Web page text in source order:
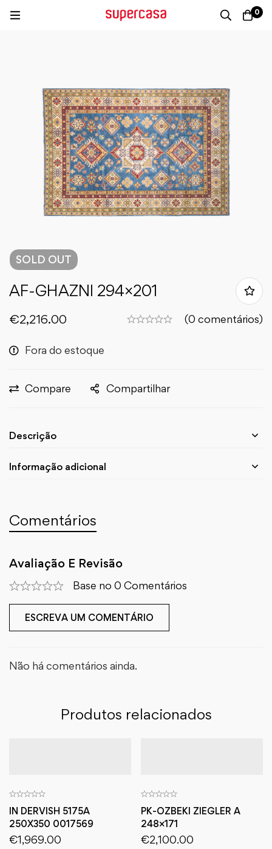
0
SOLD OUT
AF-GHAZNI 294×201
€2,216.00 (0 comentários)
Fora do estoque
Compare Compartilhar
Descrição
Informação adicional
Comentários
Avaliação E Revisão
Base no 0 Comentários
ESCREVA UM COMENTÁRIO
Não há comentários ainda.
Produtos relacionados
IN DERVISH 5175A
250X350 0017569
€1,969.00
PK-OZBEKI ZIEGLER A
248×171
€2,100.00